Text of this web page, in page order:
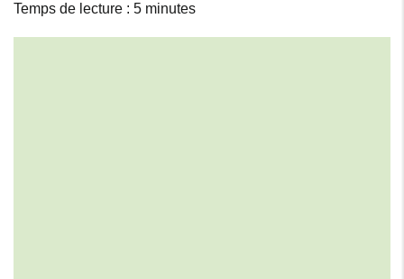
Temps de lecture : 5 minutes